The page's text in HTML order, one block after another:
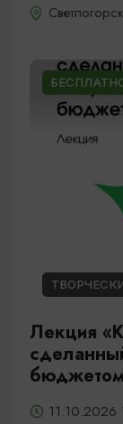
Лекция
11.10.2026